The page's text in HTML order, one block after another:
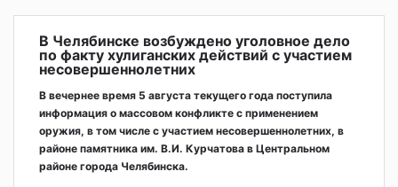
В Челябинске возбуждено уголовное дело
по факту хулиганских действий с участием
несовершеннолетних
В вечернее время 5 августа текущего года поступила
информация о массовом конфликте с применением
оружия, в том числе с участием несовершеннолетних, в
районе памятника им. В.И. Курчатова в Центральном
районе города Челябинска.